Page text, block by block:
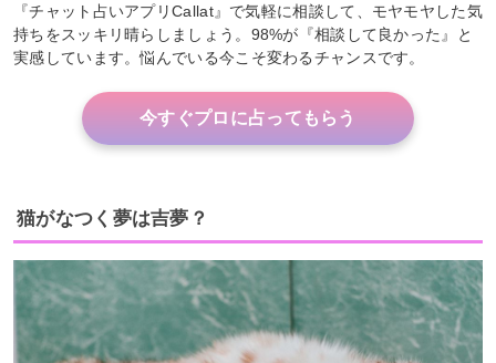
『チャット占いアプリCallat』で気軽に相談して、モヤモヤした気
持ちをスッキリ晴らしましょう。98%が『相談して良かった』と
実感しています。悩んでいる今こそ変わるチャンスです。
今すぐプロに占ってもらう
猫がなつく夢は吉夢？